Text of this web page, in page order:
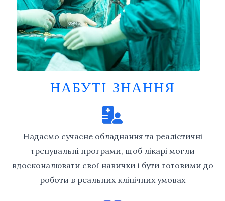
НАБУТІ ЗНАННЯ
Надаємо сучасне обладнання та реалістичні
тренувальні програми, щоб лікарі могли
вдосконалювати свої навички і бути готовими до
роботи в реальних клінічних умовах